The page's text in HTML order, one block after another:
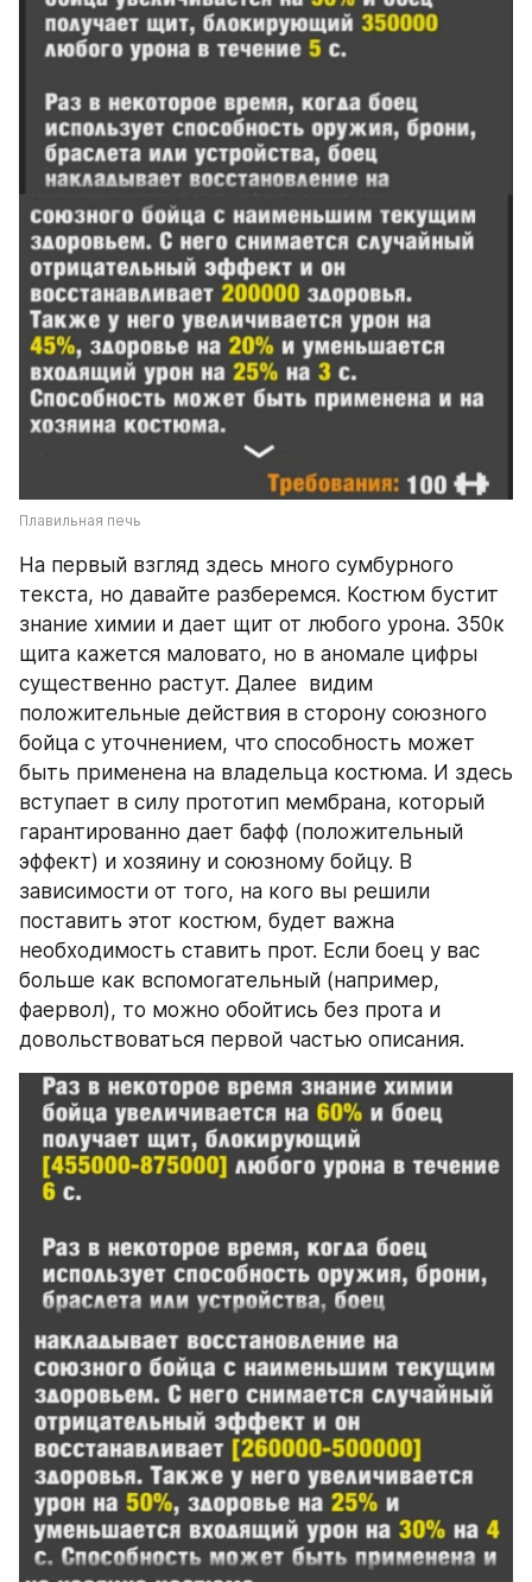
Плавильная печь
На первый взгляд здесь много сумбурного
текста, но давайте разберемся. Костюм бустит
знание химии и дает щит от любого урона. 350к
щита кажется маловато, но в аномале цифры
существенно растут. Далее  видим
положительные действия в сторону союзного
бойца с уточнением, что способность может
быть применена на владельца костюма. И здесь
вступает в силу прототип мембрана, который
гарантированно дает бафф (положительный
эффект) и хозяину и союзному бойцу. В
зависимости от того, на кого вы решили
поставить этот костюм, будет важна
необходимость ставить прот. Если боец у вас
больше как вспомогательный (например,
фаервол), то можно обойтись без прота и
довольствоваться первой частью описания.